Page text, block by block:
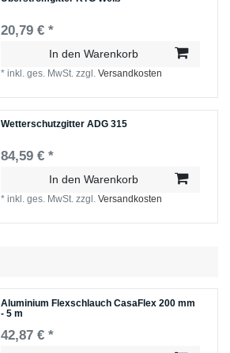
20,79 € *
In den Warenkorb
*inkl. ges. MwSt. zzgl.Versandkosten
Wetterschutzgitter ADG 315
84,59 € *
In den Warenkorb
*inkl. ges. MwSt. zzgl.Versandkosten
Aluminium Flexschlauch CasaFlex 200 mm
- 5 m
42,87 € *